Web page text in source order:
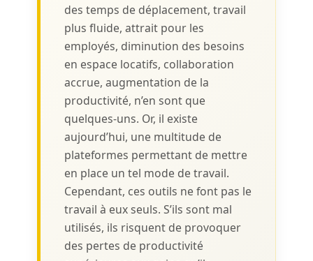
des temps de déplacement, travail
plus fluide, attrait pour les
employés, diminution des besoins
en espace locatifs, collaboration
accrue, augmentation de la
productivité, n’en sont que
quelques-uns. Or, il existe
aujourd’hui, une multitude de
plateformes permettant de mettre
en place un tel mode de travail.
Cependant, ces outils ne font pas le
travail à eux seuls. S’ils sont mal
utilisés, ils risquent de provoquer
des pertes de productivité